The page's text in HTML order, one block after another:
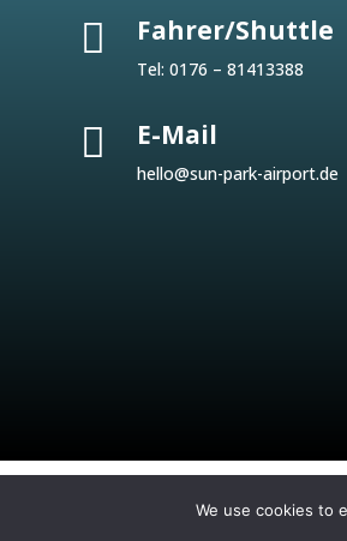
 Fahrer/Shuttle
Tel:0176 – 81413388
 E-Mail
hello@sun-park-airport.de
We use cookies to